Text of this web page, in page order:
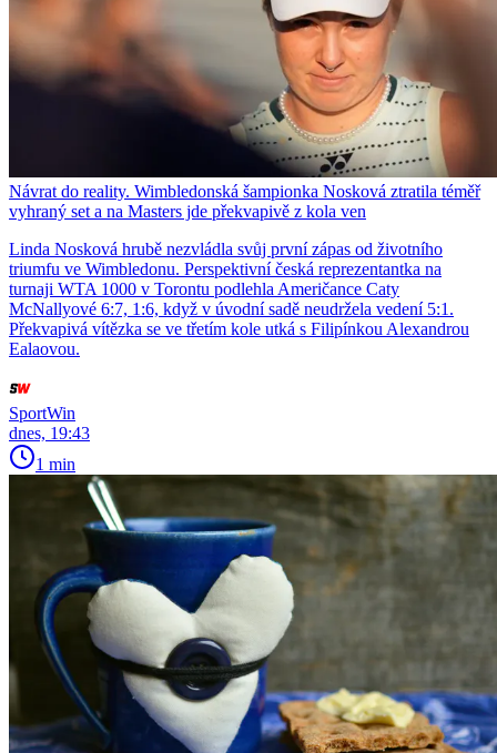
Návrat do reality. Wimbledonská šampionka Nosková ztratila téměř
vyhraný set a na Masters jde překvapivě z kola ven
Linda Nosková hrubě nezvládla svůj první zápas od životního
triumfu ve Wimbledonu. Perspektivní česká reprezentantka na
turnaji WTA 1000 v Torontu podlehla Američance Caty
McNallyové 6:7, 1:6, když v úvodní sadě neudržela vedení 5:1.
Překvapivá vítězka se ve třetím kole utká s Filipínkou Alexandrou
Ealaovou.
SportWin
dnes, 19:43
1 min